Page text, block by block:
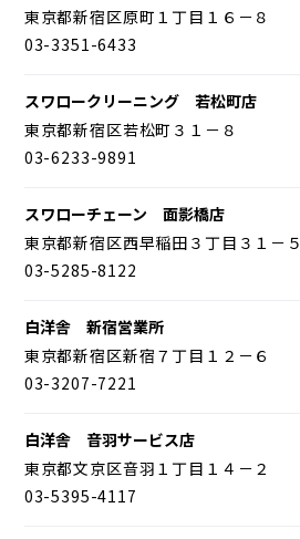
東京都新宿区原町１丁目１６－８
03-3351-6433
スワロークリーニング 若松町店
東京都新宿区若松町３１－８
03-6233-9891
スワローチェーン 面影橋店
東京都新宿区西早稲田３丁目３１－５
03-5285-8122
白洋舎 新宿営業所
東京都新宿区新宿７丁目１２－６
03-3207-7221
白洋舎 音羽サービス店
東京都文京区音羽１丁目１４－２
03-5395-4117